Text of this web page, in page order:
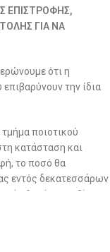
ΕΠΙΣΤΡΟΦΗΣ,
ΓΙΑ ΝΑ
ότι η
την ίδια
ποιοτικού
κατάσταση και
το ποσό θα
εντός δεκατεσσάρων
θα είναι η αξία